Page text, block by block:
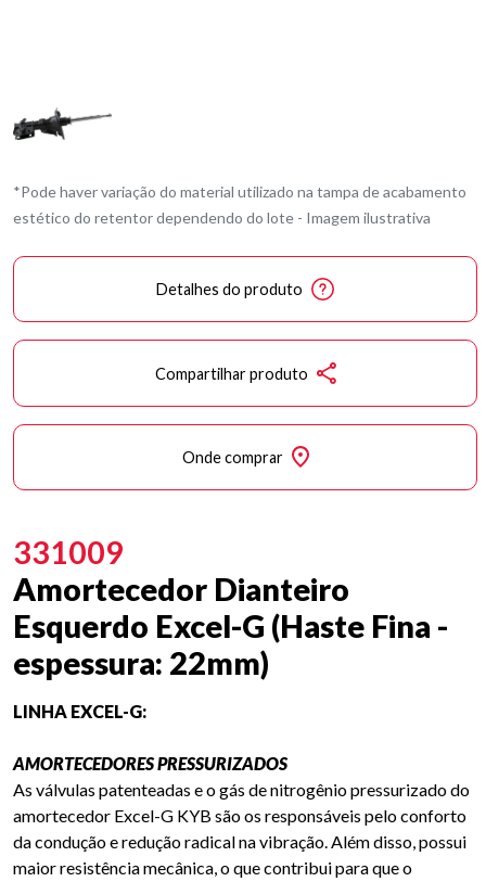
*Pode haver variação do material utilizado na tampa de acabamento
estético do retentor dependendo do lote - Imagem ilustrativa
Detalhes do produto
Compartilhar produto
Onde comprar
331009
Amortecedor Dianteiro
Esquerdo Excel-G (Haste Fina -
espessura: 22mm)
LINHA EXCEL-G:
AMORTECEDORES PRESSURIZADOS
As válvulas patenteadas e o gás de nitrogênio pressurizado do
amortecedor Excel-G KYB são os responsáveis pelo conforto
da condução e redução radical na vibração. Além disso, possui
maior resistência mecânica, o que contribui para que o